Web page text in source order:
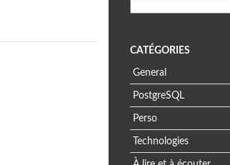
e
n
u
CATÉGORIES
General
PostgreSQL
Perso
Technologies